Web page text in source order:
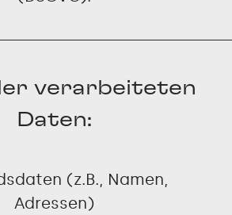
verarbeiteten
Daten:
(z.B., Namen,
Adressen)